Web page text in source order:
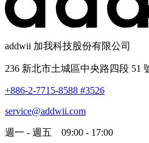
addwii 加我科技股份有限公司
236 新北市土城區中央路四段 51
+886-2-7715-8588 #3526
service@addwii.com
週一 - 週五 09:00 - 17:00